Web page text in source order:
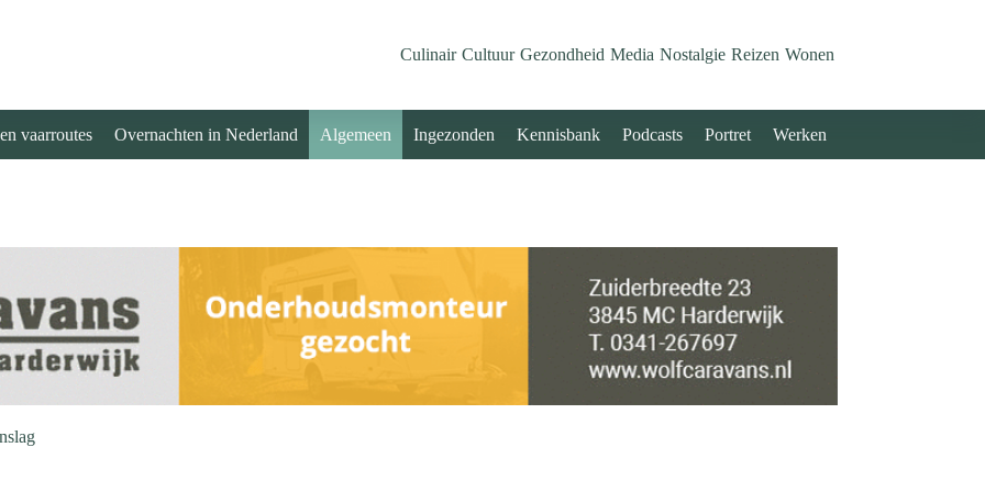
Culinair Cultuur Gezondheid Media Nostalgie Reizen Wonen
vaarroutes Overnachten in Nederland Algemeen Ingezonden Kennisbank Podcasts Portret Werken